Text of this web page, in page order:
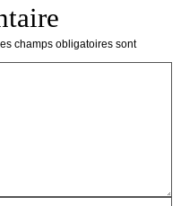
champs obligatoires sont